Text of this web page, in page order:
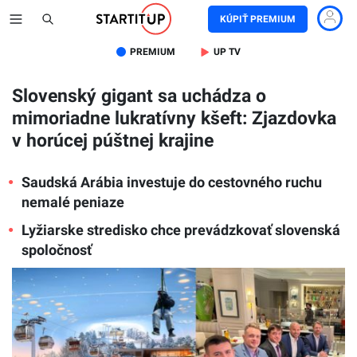
KÚPIŤ PREMIUM
PREMIUM UP TV
Slovenský gigant sa uchádza o
mimoriadne lukratívny kšeft: Zjazdovka
v horúcej púštnej krajine
Saudská Arábia investuje do cestovného ruchu
nemalé peniaze
Lyžiarske stredisko chce prevádzkovať slovenská
spoločnosť
Mall
of